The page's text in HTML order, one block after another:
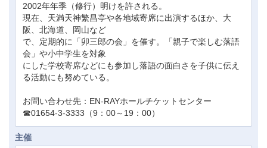
2002年年季（修行）明けを許される。
現在、天満天神繁昌亭や各地域寄席に出演するほか、大
阪、北海道、岡山など
で、定期的に「卯三郎の会」を催す。「親子で楽しむ落語
会」や小中学生を対象
にした学校寄席などにも参加し落語の面白さを子供に伝え
る活動にも努めている。
お問い合わせ先：EN-RAYホールチケットセンター
☎01654-3-3333（9：00～19：00）
主催